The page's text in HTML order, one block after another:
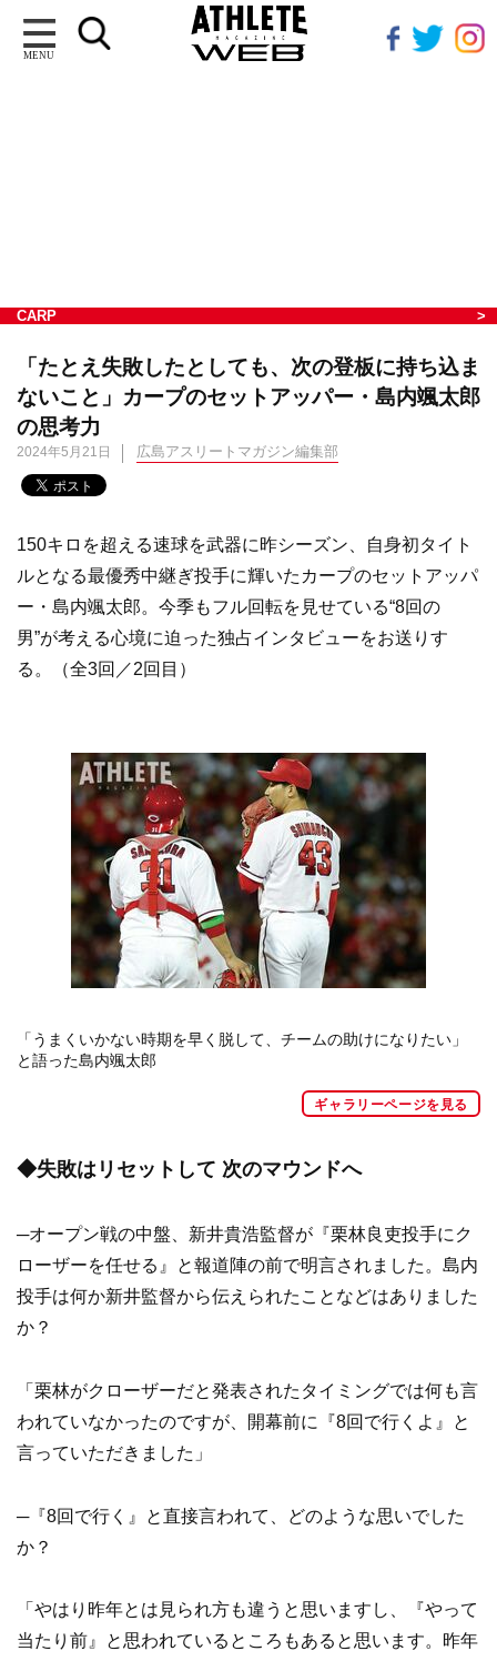
MENU
CARP
「たとえ失敗したとしても、次の登板に持ち込ま
ないこと」カープのセットアッパー・島内颯太郎
の思考力
2024年5月21日 広島アスリートマガジン編集部
150キロを超える速球を武器に昨シーズン、自身初タイト
ルとなる最優秀中継ぎ投手に輝いたカープのセットアッパ
ー・島内颯太郎。今季もフル回転を見せている“8回の
男”が考える心境に迫った独占インタビューをお送りす
る。（全3回／2回目）
「うまくいかない時期を早く脱して、チームの助けになりたい」
と語った島内颯太郎
ギャラリーページを見る
◆失敗はリセットして 次のマウンドへ
─オープン戦の中盤、新井貴浩監督が『栗林良吏投手にク
ローザーを任せる』と報道陣の前で明言されました。島内
投手は何か新井監督から伝えられたことなどはありました
か？
「栗林がクローザーだと発表されたタイミングでは何も言
われていなかったのですが、開幕前に『8回で行くよ』と
言っていただきました」
─『8回で行く』と直接言われて、どのような思いでした
か？
「やはり昨年とは見られ方も違うと思いますし、『やって
当たり前』と思われているところもあると思います。昨年